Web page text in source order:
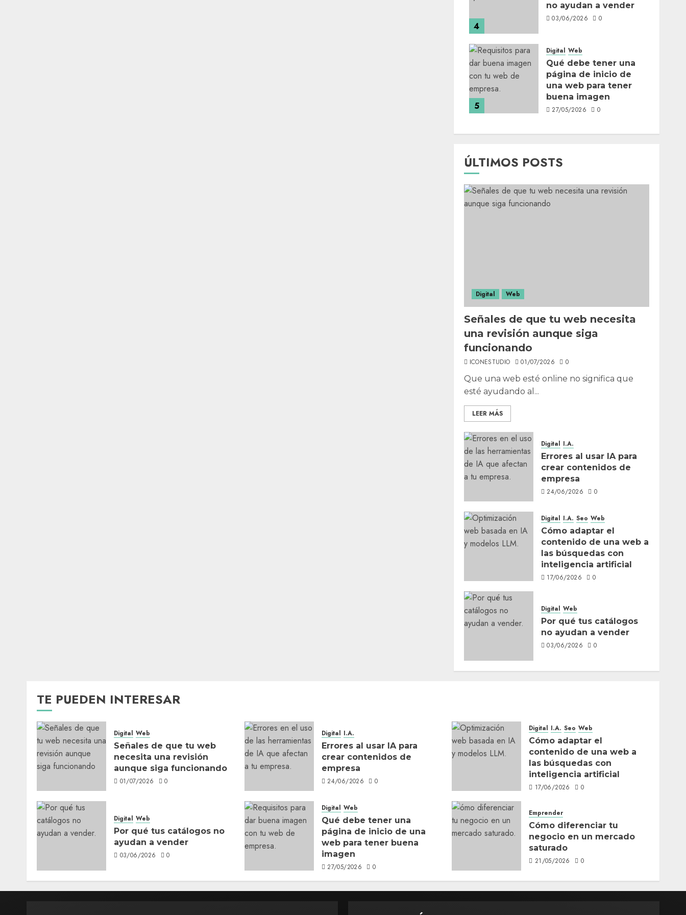
4
no ayudan a vender
03/06/2026 0
5
Digital Web
Qué debe tener una
página de inicio de
una web para tener
buena imagen
27/05/2026 0
ÚLTIMOS POSTS
Digital Web
Señales de que tu web necesita
una revisión aunque siga
funcionando
ICONESTUDIO 01/07/2026 0
Que una web esté online no significa que
esté ayudando al...
LEER MÁS
Digital I.A.
Errores al usar IA para
crear contenidos de
empresa
24/06/2026 0
Digital I.A. Seo Web
Cómo adaptar el
contenido de una web a
las búsquedas con
inteligencia artificial
17/06/2026 0
Digital Web
Por qué tus catálogos
no ayudan a vender
03/06/2026 0
TE PUEDEN INTERESAR
Digital Web
Señales de que tu web
necesita una revisión
aunque siga funcionando
01/07/2026 0
Digital I.A.
Errores al usar IA para
crear contenidos de
empresa
24/06/2026 0
Digital I.A. Seo Web
Cómo adaptar el
contenido de una web a
las búsquedas con
inteligencia artificial
17/06/2026 0
Digital Web
Por qué tus catálogos no
ayudan a vender
03/06/2026 0
Digital Web
Qué debe tener una
página de inicio de una
web para tener buena
imagen
27/05/2026 0
Emprender
Cómo diferenciar tu
negocio en un mercado
saturado
21/05/2026 0